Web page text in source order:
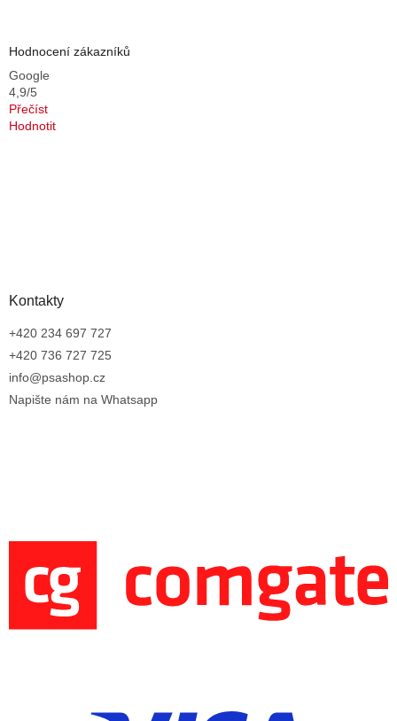
Hodnocení zákazníků
Google
4,9/5
Přečíst
Hodnotit
Kontakty
+420 234 697 727
+420 736 727 725
info@psashop.cz
Napište nám na Whatsapp